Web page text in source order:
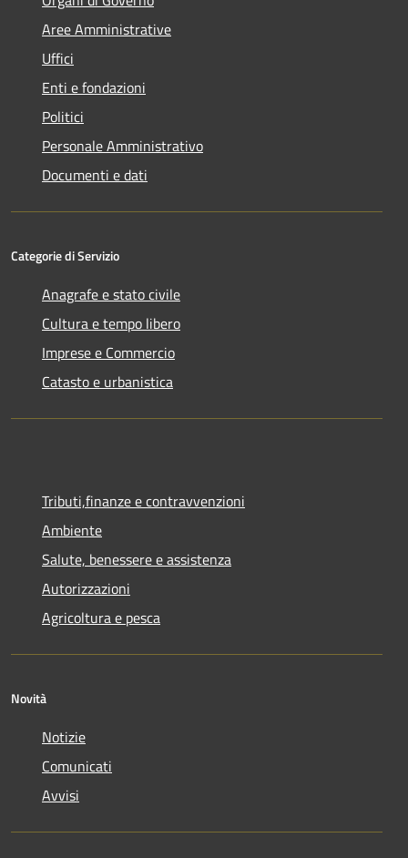
Aree Amministrative
Uffici
Enti e fondazioni
Politici
Personale Amministrativo
Documenti e dati
Categorie di Servizio
Anagrafe e stato civile
Cultura e tempo libero
Imprese e Commercio
Catasto e urbanistica
Tributi,finanze e contravvenzioni
Ambiente
Salute, benessere e assistenza
Autorizzazioni
Agricoltura e pesca
Novità
Notizie
Comunicati
Avvisi